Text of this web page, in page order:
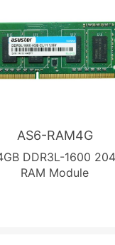
AS6-RAM4G
DDR3L-1600
RAM Module